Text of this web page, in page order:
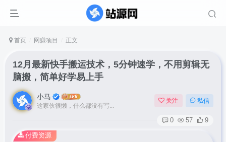
首页 网赚项目 正文
12月最新快手搬运技术，5分钟速学，不用剪辑无
脑搬，简单好学易上手
小马
这家伙很懒，什么都没有写...
关注 私信
0 57 9
付费资源